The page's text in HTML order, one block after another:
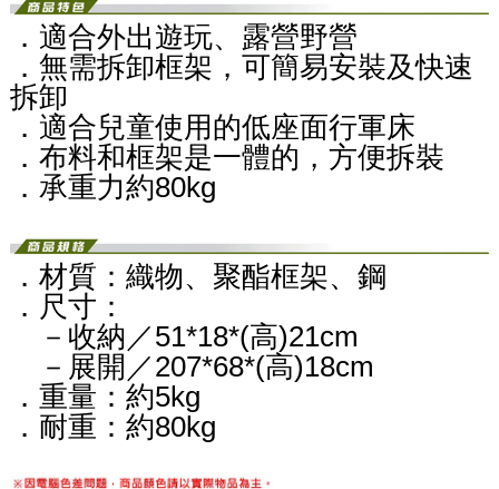
．適合外出遊玩、露營野營
．無需拆卸框架，可簡易安裝及快速
拆卸
．適合兒童使用的低座面行軍床
．布料和框架是一體的，方便拆裝
．承重力約80kg
．材質：織物、聚酯框架、鋼
．尺寸：
－收納／51*18*(高)21cm
－展開／207*68*(高)18cm
．重量：約5kg
．耐重：約80kg